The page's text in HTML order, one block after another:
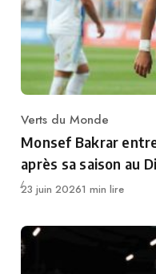
Category
Verts du Monde
Monsef Bakrar
après sa saison au
Publié
23 juin 20261 min lire